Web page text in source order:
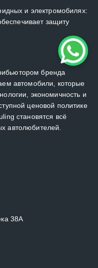
и электромобилях:
защиту
бренда
автомобили, которые
экономичность и
ценовой политике
становятся всё
автолюбителей.
38А